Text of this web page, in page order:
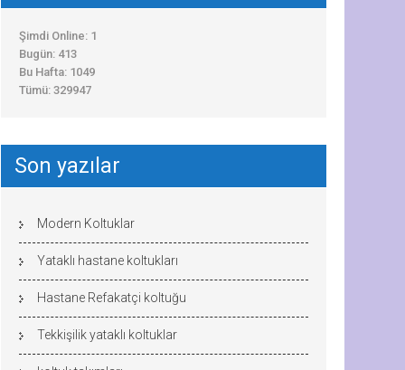
Şimdi Online: 1
Bugün: 413
Bu Hafta: 1049
Tümü: 329947
Son yazılar
Modern Koltuklar
Yataklı hastane koltukları
Hastane Refakatçi koltuğu
Tekkişilik yataklı koltuklar